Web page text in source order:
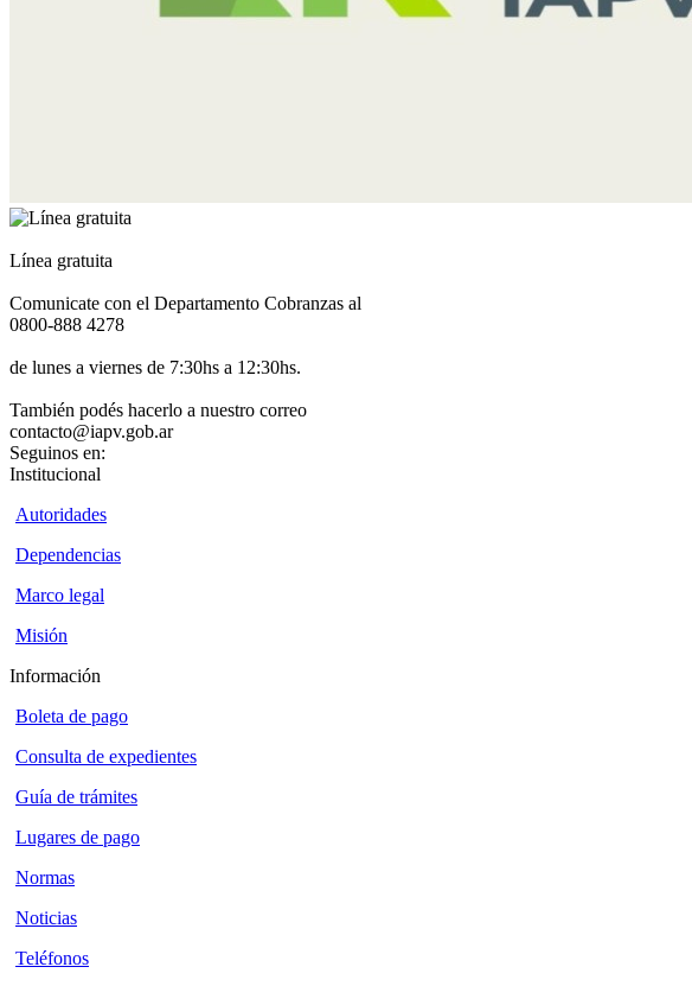
Línea gratuita
Comunicate con el Departamento Cobranzas al
0800-888 4278
de lunes a viernes de 7:30hs a 12:30hs.
También podés hacerlo a nuestro correo
contacto@iapv.gob.ar
Seguinos en:
Institucional
Autoridades
Dependencias
Marco legal
Misión
Información
Boleta de pago
Consulta de expedientes
Guía de trámites
Lugares de pago
Normas
Noticias
Teléfonos